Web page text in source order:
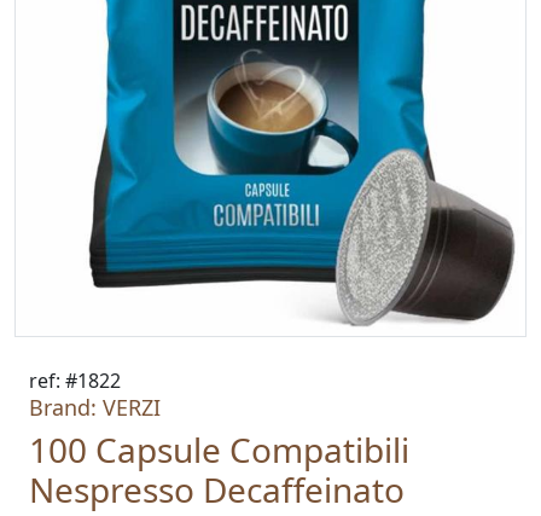
ref: #1822
Brand: VERZI
100 Capsule Compatibili
Nespresso Decaffeinato